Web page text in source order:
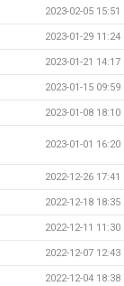
2023-02-05 15:51
2023-01-29 11:24
2023-01-21 14:17
2023-01-15 09:59
2023-01-08 18:10
2023-01-01 16:20
2022-12-26 17:41
2022-12-18 18:35
2022-12-11 11:30
2022-12-07 12:43
2022-12-04 18:38